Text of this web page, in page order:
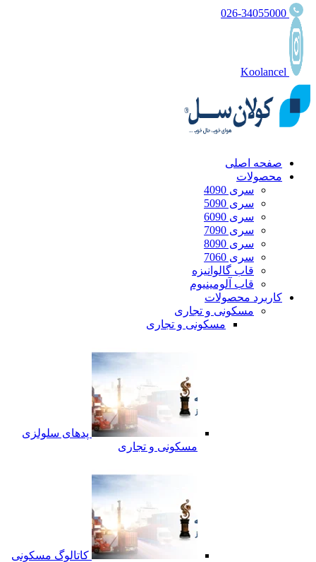
صفحه اصلی
محصولات
سری 4090
سری 5090
سری 6090
سری 7090
سری 8090
سری 7060
قاب گالوانیزه
قاب آلومینیوم
کاربرد محصولات
مسکونی و تجاری
مسکونی و تجاری
پدهای سلولزی
مسکونی و تجاری
کاتالوگ مسکونی